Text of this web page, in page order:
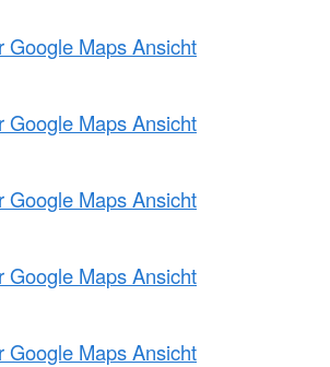
Google Maps Ansicht
Google Maps Ansicht
Google Maps Ansicht
Google Maps Ansicht
Google Maps Ansicht